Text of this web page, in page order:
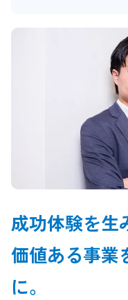
成功体験を生
価値ある事業
に。